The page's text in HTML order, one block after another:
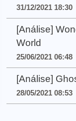
31/12/2021 18:30
[Análise]
World
25/06/2021 06:48
[Análise]
28/05/2021 08:53